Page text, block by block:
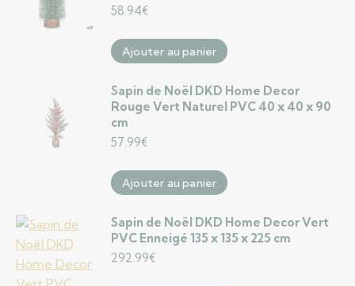
58.94€
Ajouter au panier
Sapin de Noël DKD Home Decor
Rouge Vert Naturel PVC 40 x 40 x 90
cm
57.99€
Ajouter au panier
Sapin de Noël DKD Home Decor Vert
PVC Enneigé 135 x 135 x 225 cm
292.99€